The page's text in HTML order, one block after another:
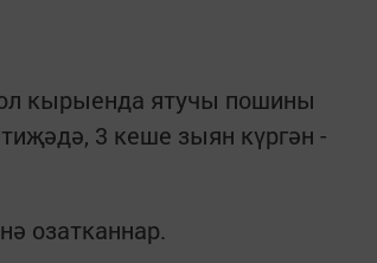
кырыенда ятучы пошины
3 кеше зыян күргән -
озатканнар.